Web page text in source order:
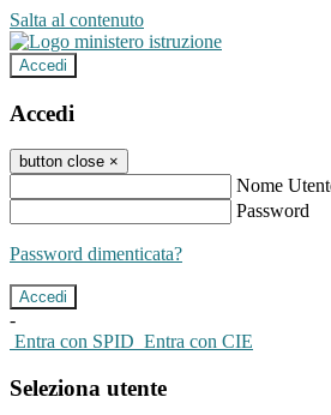
Salta al contenuto
Accedi
Accedi
button close ×
Nome
Password
Password dimenticata?
-
Entra con SPID Entra con CIE
Seleziona utente